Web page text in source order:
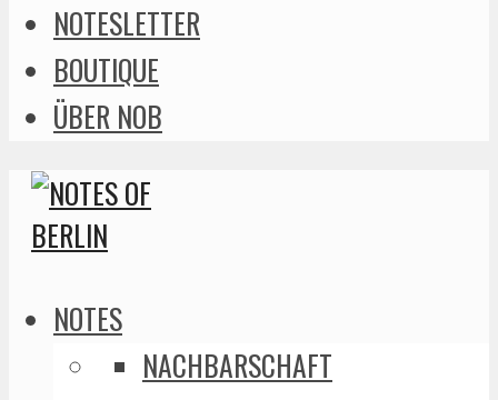
NOTESLETTER
BOUTIQUE
ÜBER NOB
NOTES
NACHBARSCHAFT